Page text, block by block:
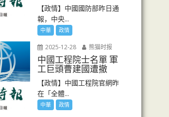
【政情】中國國防部昨日通
報，中央...
中華 政情
2025-12-28 熊猫时报
中國工程院士名單 軍
工巨頭曹建國遭撤
【政情】中國工程院官網昨
在「全體...
中華 政情